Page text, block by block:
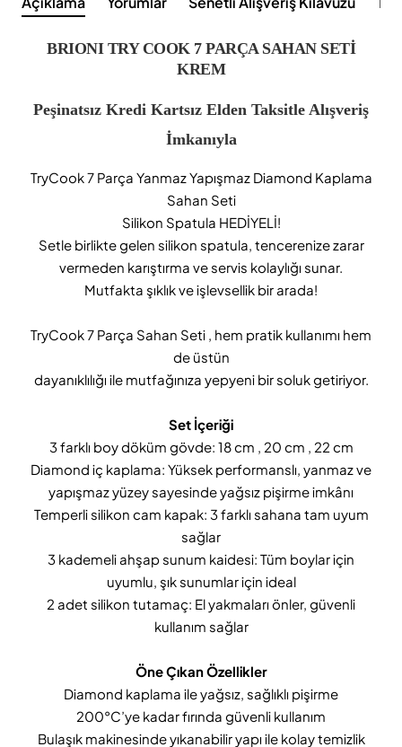
BRIONI TRY COOK 7 PARÇA SAHAN SETİ
KREM
Peşinatsız Kredi Kartsız Elden Taksitle Alışveriş
İmkanıyla
TryCook 7 Parça Yanmaz Yapışmaz Diamond Kaplama
Sahan Seti
Silikon Spatula HEDİYELİ!
Setle birlikte gelen silikon spatula, tencerenize zarar
vermeden karıştırma ve servis kolaylığı sunar.
Mutfakta şıklık ve işlevsellik bir arada!
TryCook 7 Parça Sahan Seti , hem pratik kullanımı hem
de üstün
dayanıklılığı ile mutfağınıza yepyeni bir soluk getiriyor.
Set İçeriği
3 farklı boy döküm gövde: 18 cm , 20 cm , 22 cm
Diamond iç kaplama: Yüksek performanslı, yanmaz ve
yapışmaz yüzey sayesinde yağsız pişirme imkânı
Temperli silikon cam kapak: 3 farklı sahana tam uyum
sağlar
3 kademeli ahşap sunum kaidesi: Tüm boylar için
uyumlu, şık sunumlar için ideal
2 adet silikon tutamaç: El yakmaları önler, güvenli
kullanım sağlar
Öne Çıkan Özellikler
Diamond kaplama ile yağsız, sağlıklı pişirme
200°C’ye kadar fırında güvenli kullanım
Bulaşık makinesinde yıkanabilir yapı ile kolay temizlik